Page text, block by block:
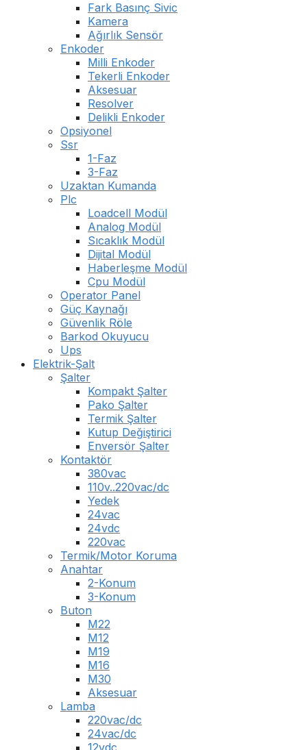
Fark Basınç Sivic
Kamera
Ağırlık Sensör
Enkoder
Milli Enkoder
Tekerli Enkoder
Aksesuar
Resolver
Delikli Enkoder
Opsiyonel
Ssr
1-Faz
3-Faz
Uzaktan Kumanda
Plc
Loadcell Modül
Analog Modül
Sıcaklık Modül
Dijital Modül
Haberleşme Modül
Cpu Modül
Operator Panel
Güç Kaynağı
Güvenlik Röle
Barkod Okuyucu
Ups
Elektrik-Şalt
Şalter
Kompakt Şalter
Pako Şalter
Termik Şalter
Kutup Değiştirici
Enversör Şalter
Kontaktör
380vac
110v..220vac/dc
Yedek
24vac
24vdc
220vac
Termik/Motor Koruma
Anahtar
2-Konum
3-Konum
Buton
M22
M12
M19
M16
M30
Aksesuar
Lamba
220vac/dc
24vac/dc
12vdc